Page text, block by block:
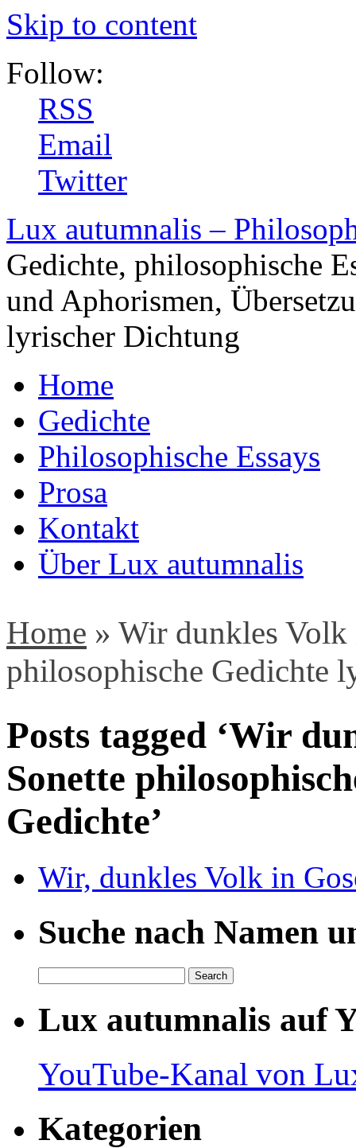
Skip to content
Follow:
RSS
Email
Twitter
Lux autumnalis –
Gedichte, philosophische
und Aphorismen,
lyrischer Dichtung
Home
Gedichte
Philosophische Essays
Prosa
Kontakt
Über Lux autumnalis
Home » Wir dunkles Volk
philosophische Gedichte
Posts tagged ‘Wir
Sonette
Gedichte’
Wir, dunkles Volk in
Suche nach Namen
Lux autumnalis auf
YouTube-Kanal von
Kategorien